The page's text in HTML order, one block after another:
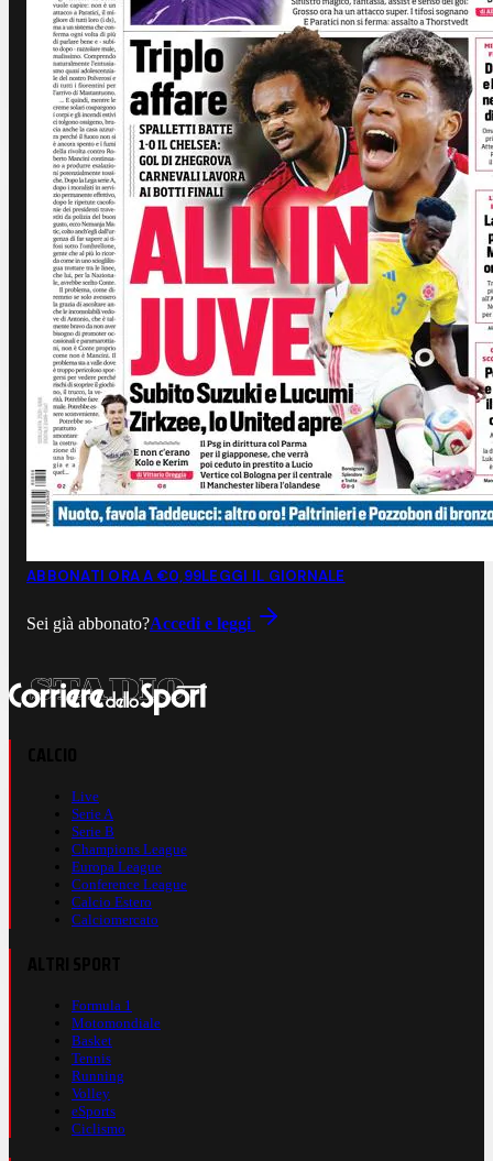
ABBONATI ORA A €0,99LEGGI IL GIORNALE
Sei già abbonato?Accedi e leggi
Live
Serie A
Serie B
Champions League
Europa League
Conference League
Calcio Estero
Calciomercato
Formula 1
Motomondiale
Basket
Tennis
Running
Volley
eSports
Ciclismo